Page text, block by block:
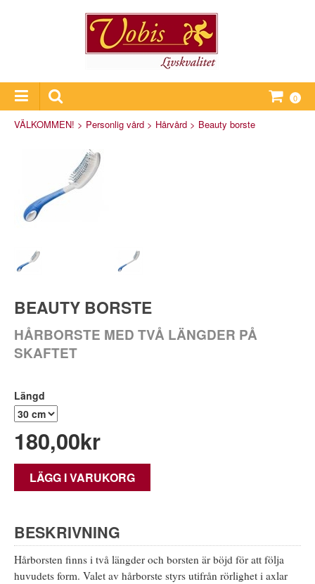
0
VÄLKOMMEN! > Personlig vård > Hårvård > Beauty borste
BEAUTY BORSTE
HÅRBORSTE MED TVÅ LÄNGDER PÅ
SKAFTET
Längd
180,00kr
LÄGG I VARUKORG
BESKRIVNING
Hårborsten finns i två längder och borsten är böjd för att följa
huvudets form. Valet av hårborste styrs utifrån rörlighet i axlar